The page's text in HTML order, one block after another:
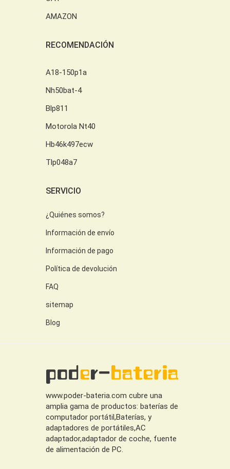
AMAZON
RECOMENDACIÓN
A18-150p1a
Nh50bat-4
Blp811
Motorola Nt40
Hb46k497ecw
Tlp048a7
SERVICIO
¿Quiénes somos?
Información de envío
Información de pago
Política de devolución
FAQ
sitemap
Blog
www.poder-bateria.com cubre una
amplia gama de productos: baterías de
computador portátil,Baterías, y
adaptadores de portátiles,AC
adaptador,adaptador de coche, fuente
de alimentación de PC.